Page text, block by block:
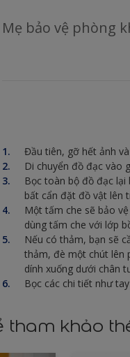
Mẹ bảo vệ phòng
Đầu tiên, gỡ hết ảnh
Di chuyển đồ đạc vào
Bọc toàn bộ đồ đạc
bất cẩn đặt đồ vật lên
Một tấm che sẽ bảo
dùng tấm che với lớp
Nếu có thảm, bạn sẽ
thảm, đè một chút lên
dính xuống dưới chân
Bọc các chi tiết như
tham khảo